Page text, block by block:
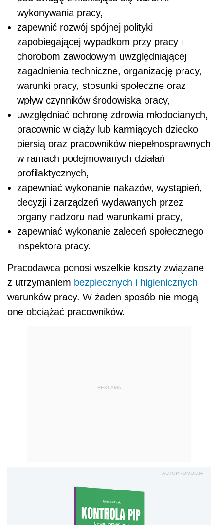
wykonywania pracy,
zapewnić rozwój spójnej polityki
zapobiegającej wypadkom przy pracy i
chorobom zawodowym uwzględniającej
zagadnienia techniczne, organizację pracy,
warunki pracy, stosunki społeczne oraz
wpływ czynników środowiska pracy,
uwzględniać ochronę zdrowia młodocianych,
pracownic w ciąży lub karmiących dziecko
piersią oraz pracowników niepełnosprawnych
w ramach podejmowanych działań
profilaktycznych,
zapewniać wykonanie nakazów, wystąpień,
decyzji i zarządzeń wydawanych przez
organy nadzoru nad warunkami pracy,
zapewniać wykonanie zaleceń społecznego
inspektora pracy.
Pracodawca ponosi wszelkie koszty związane
z utrzymaniem bezpiecznych i higienicznych
warunków pracy. W żaden sposób nie mogą
one obciążać pracowników.
REKLAMA
AUTOPROMOCJA